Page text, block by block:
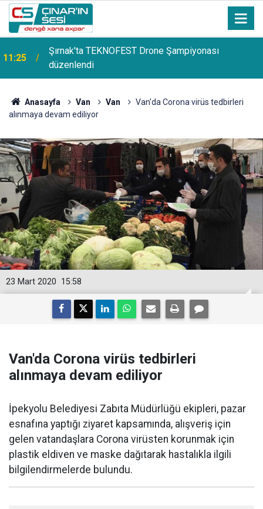
11:25
Şırnak'ta TEKNOFEST Drone Şampiyonası
düzenlendi
Uluslararası Filistin Konvoyu Mardin’de: "Filistin
Konvoyu’nun yükü maddi yardımlardan çok daha
Anasayfa Van Van
Van'da Corona virüs tedbirleri
alınmaya devam ediliyor
15:58
23 Mart 2020
Van'da Corona virüs tedbirleri
alınmaya devam ediliyor
​İpekyolu Belediyesi Zabıta Müdürlüğü ekipleri, pazar
esnafına yaptığı ziyaret kapsamında, alışveriş için
gelen vatandaşlara Corona virüsten korunmak için
plastik eldiven ve maske dağıtarak hastalıkla ilgili
bilgilendirmelerde bulundu.